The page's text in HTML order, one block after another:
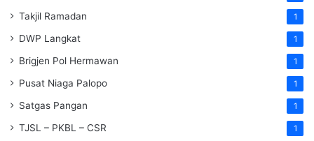
Takjil Ramadan 1
DWP Langkat 1
Brigjen Pol Hermawan 1
Pusat Niaga Palopo 1
Satgas Pangan 1
TJSL – PKBL – CSR 1